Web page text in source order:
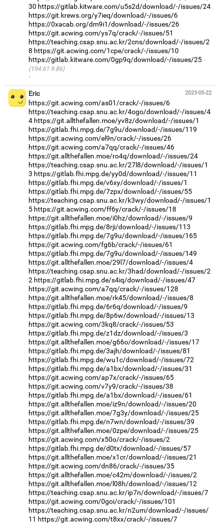
30 https://gitlab.kitware.com/u5s2d/download/-/issues/24
https://git.krews.org/y7ieq/download/-/issues/6
https://0xacab.org/dm9i1/download/-/issues/26
https://git.acwing.com/ys7q/crack/-/issues/51
https://teaching.csap.snu.ac.kr/2cns/download/-/issues/2
8 https://git.acwing.com/1cpe/crack/-/issues/10
https://gitlab.kitware.com/0gp9q/download/-/issues/25
(194.61.9.86)
·
2023-05-22
Eric
https://git.acwing.com/as01/crack/-/issues/6
https://teaching.csap.snu.ac.kr/4ogo/download/-/issues/4
4 https://git.allthefallen.moe/yv8z/download/-/issues/1
https://gitlab.fhi.mpg.de/7g9u/download/-/issues/119
https://git.acwing.com/el9n/crack/-/issues/26
https://git.acwing.com/a7qq/crack/-/issues/46
https://git.allthefallen.moe/ro4q/download/-/issues/24
https://teaching.csap.snu.ac.kr/27l8/download/-/issues/1
3 https://gitlab.fhi.mpg.de/yy0d/download/-/issues/11
https://gitlab.fhi.mpg.de/v6xy/download/-/issues/1
https://gitlab.fhi.mpg.de/7zpx/download/-/issues/55
https://teaching.csap.snu.ac.kr/k3wy/download/-/issues/1
5 https://git.acwing.com/ff6y/crack/-/issues/18
https://git.allthefallen.moe/i0hz/download/-/issues/9
https://gitlab.fhi.mpg.de/8rji/download/-/issues/113
https://gitlab.fhi.mpg.de/7g9u/download/-/issues/165
https://git.acwing.com/fg6b/crack/-/issues/61
https://gitlab.fhi.mpg.de/7g9u/download/-/issues/149
https://git.allthefallen.moe/29l7/download/-/issues/4
https://teaching.csap.snu.ac.kr/3had/download/-/issues/2
2 https://gitlab.fhi.mpg.de/s4iq/download/-/issues/47
https://git.acwing.com/a7qq/crack/-/issues/128
https://git.allthefallen.moe/rk45/download/-/issues/8
https://gitlab.fhi.mpg.de/6r6q/download/-/issues/9
https://gitlab.fhi.mpg.de/8p6w/download/-/issues/13
https://git.acwing.com/3kq8/crack/-/issues/53
https://gitlab.fhi.mpg.de/z1dz/download/-/issues/3
https://git.allthefallen.moe/g66o/download/-/issues/17
https://gitlab.fhi.mpg.de/3ajh/download/-/issues/81
https://gitlab.fhi.mpg.de/wu1c/download/-/issues/72
https://gitlab.fhi.mpg.de/a1bx/download/-/issues/31
https://git.acwing.com/ap7x/crack/-/issues/65
https://git.acwing.com/v7y9/crack/-/issues/38
https://gitlab.fhi.mpg.de/a1bx/download/-/issues/61
https://git.allthefallen.moe/iz9n/download/-/issues/20
https://git.allthefallen.moe/7g3y/download/-/issues/25
https://gitlab.fhi.mpg.de/n7wn/download/-/issues/39
https://git.allthefallen.moe/0zpe/download/-/issues/25
https://git.acwing.com/x50o/crack/-/issues/2
https://gitlab.fhi.mpg.de/d0tx/download/-/issues/57
https://git.allthefallen.moe/x1cr/download/-/issues/21
https://git.acwing.com/dn86/crack/-/issues/35
https://git.allthefallen.moe/c42m/download/-/issues/2
https://git.allthefallen.moe/l08h/download/-/issues/12
https://teaching.csap.snu.ac.kr/ip7n/download/-/issues/7
https://git.acwing.com/0goi/crack/-/issues/101
https://teaching.csap.snu.ac.kr/n2um/download/-/issues/
11 https://git.acwing.com/t8xx/crack/-/issues/7